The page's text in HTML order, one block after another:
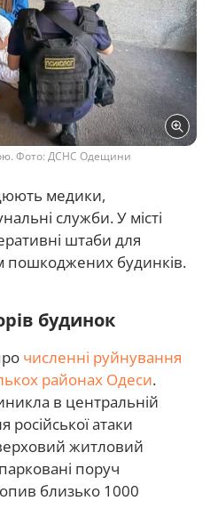
Фото: ДСНС Одещини
медики,
служби. У місті
штаби для
будинків.
будинок
численні руйнування
районах Одеси.
в центральній
російської атаки
житловий
поруч
близько 1000